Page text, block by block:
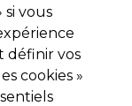
vous
définir vos
cookies »